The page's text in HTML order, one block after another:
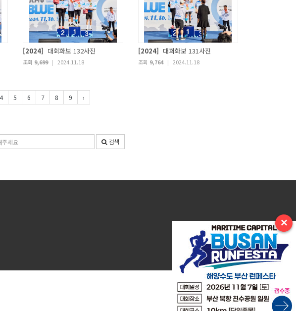
[2024] 대회화보 132사진
조회 9,699 | 2024.11.18
[2024] 대회화보 131사진
조회 9,764 | 2024.11.18
4 5 6 7 8 9 ›
검색
×